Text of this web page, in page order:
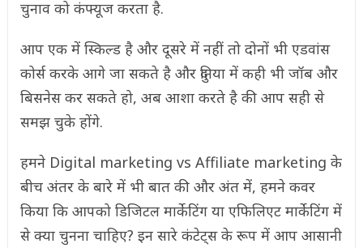
चुनाव को कंफ्यूज करता है.
आप एक में स्किल्ड है और दूसरे में नहीं तो दोनों भी एडवांस
कोर्स करके आगे जा सकते है और दुनिया में कही भी जॉब और
बिसनेस कर सकते हो, अब आशा करते है की आप सही से
समझ चुके होंगे.
हमने Digital marketing vs Affiliate marketing के
बीच अंतर के बारे में भी बात की और अंत में, हमने कवर
किया कि आपको डिजिटल मार्केटिंग या एफिलिएट मार्केटिंग में
से क्या चुनना चाहिए? इन सारे कंटेट्स के रूप में आप आसानी